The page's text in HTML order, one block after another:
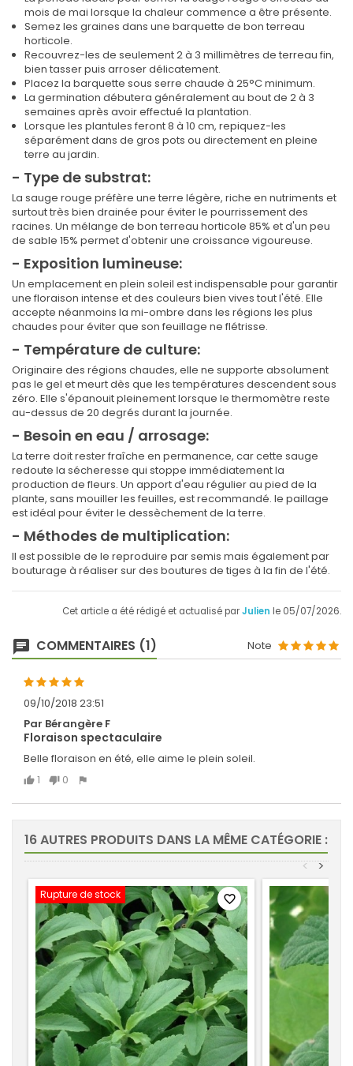
mois de mai lorsque la chaleur commence a être présente.
Semez les graines dans une barquette de bon terreau
horticole.
Recouvrez-les de seulement 2 à 3 millimètres de terreau fin,
bien tasser puis arroser délicatement.
Placez la barquette sous serre chaude à 25°C minimum.
La germination débutera généralement au bout de 2 à 3
semaines après avoir effectué la plantation.
Lorsque les plantules feront 8 à 10 cm, repiquez-les
séparément dans de gros pots ou directement en pleine
terre au jardin.
- Type de substrat:
La sauge rouge préfère une terre légère, riche en nutriments et
surtout très bien drainée pour éviter le pourrissement des
racines. Un mélange de bon terreau horticole 85% et d'un peu
de sable 15% permet d'obtenir une croissance vigoureuse.
- Exposition lumineuse:
Un emplacement en plein soleil est indispensable pour garantir
une floraison intense et des couleurs bien vives tout l'été. Elle
accepte néanmoins la mi-ombre dans les régions les plus
chaudes pour éviter que son feuillage ne flétrisse.
- Température de culture:
Originaire des régions chaudes, elle ne supporte absolument
pas le gel et meurt dès que les températures descendent sous
zéro. Elle s'épanouit pleinement lorsque le thermomètre reste
au-dessus de 20 degrés durant la journée.
- Besoin en eau / arrosage:
La terre doit rester fraîche en permanence, car cette sauge
redoute la sécheresse qui stoppe immédiatement la
production de fleurs. Un apport d'eau régulier au pied de la
plante, sans mouiller les feuilles, est recommandé. le paillage
est idéal pour éviter le dessèchement de la terre.
- Méthodes de multiplication:
Il est possible de le reproduire par semis mais également par
bouturage à réaliser sur des boutures de tiges à la fin de l'été.
Cet article a été rédigé et actualisé parJulien le 05/07/2026.
COMMENTAIRES (1) Note
09/10/2018 23:51
Par Bérangère F
Floraison spectaculaire
Belle floraison en été, elle aime le plein soleil.
1
0
16 AUTRES PRODUITS DANS LA MÊME CATÉGORIE :
>
<
Rupture de stock favorite_border